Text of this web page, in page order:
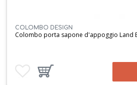
COLOMBO DESIGN
Colombo porta sapone d'appoggio Land
Aggiungi ai preferitiAggiungi prodotto al carrello